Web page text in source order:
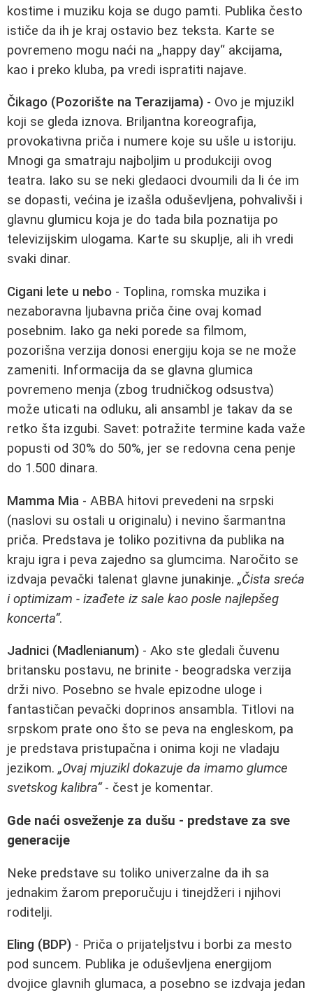
kostime i muziku koja se dugo pamti. Publika često
ističe da ih je kraj ostavio bez teksta. Karte se
povremeno mogu naći na „happy day“ akcijama,
kao i preko kluba, pa vredi ispratiti najave.
Čikago (Pozorište na Terazijama) - Ovo je mjuzikl
koji se gleda iznova. Briljantna koreografija,
provokativna priča i numere koje su ušle u istoriju.
Mnogi ga smatraju najboljim u produkciji ovog
teatra. Iako su se neki gledaoci dvoumili da li će im
se dopasti, većina je izašla oduševljena, pohvalivši i
glavnu glumicu koja je do tada bila poznatija po
televizijskim ulogama. Karte su skuplje, ali ih vredi
svaki dinar.
Cigani lete u nebo - Toplina, romska muzika i
nezaboravna ljubavna priča čine ovaj komad
posebnim. Iako ga neki porede sa filmom,
pozorišna verzija donosi energiju koja se ne može
zameniti. Informacija da se glavna glumica
povremeno menja (zbog trudničkog odsustva)
može uticati na odluku, ali ansambl je takav da se
retko šta izgubi. Savet: potražite termine kada važe
popusti od 30% do 50%, jer se redovna cena penje
do 1.500 dinara.
Mamma Mia - ABBA hitovi prevedeni na srpski
(naslovi su ostali u originalu) i nevino šarmantna
priča. Predstava je toliko pozitivna da publika na
kraju igra i peva zajedno sa glumcima. Naročito se
izdvaja pevački talenat glavne junakinje. „Čista sreća
i optimizam - izađete iz sale kao posle najlepšeg
koncerta“.
Jadnici (Madlenianum) - Ako ste gledali čuvenu
britansku postavu, ne brinite - beogradska verzija
drži nivo. Posebno se hvale epizodne uloge i
fantastičan pevački doprinos ansambla. Titlovi na
srpskom prate ono što se peva na engleskom, pa
je predstava pristupačna i onima koji ne vladaju
jezikom. „Ovaj mjuzikl dokazuje da imamo glumce
svetskog kalibra“- čest je komentar.
Gde naći osveženje za dušu - predstave za sve
generacije
Neke predstave su toliko univerzalne da ih sa
jednakim žarom preporučuju i tinejdžeri i njihovi
roditelji.
Eling (BDP) - Priča o prijateljstvu i borbi za mesto
pod suncem. Publika je oduševljena energijom
dvojice glavnih glumaca, a posebno se izdvaja jedan